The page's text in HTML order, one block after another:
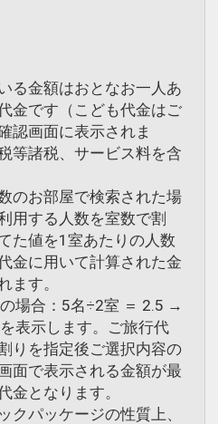
る金額はおとなお一人あ
金です（こども代金はご
認画面に表示されま
等諸税、サービス料を含
のお部屋で検索された場
用する人数を室数で割
た値を1室あたりの人数
金に用いて計算された金
ます。
場合：5名÷2室 ＝ 2.5 →
表示します。ご旅行代
りを指定後ご選択内容の
面で表示される金額が最
金となります。
クパッケージの性質上、